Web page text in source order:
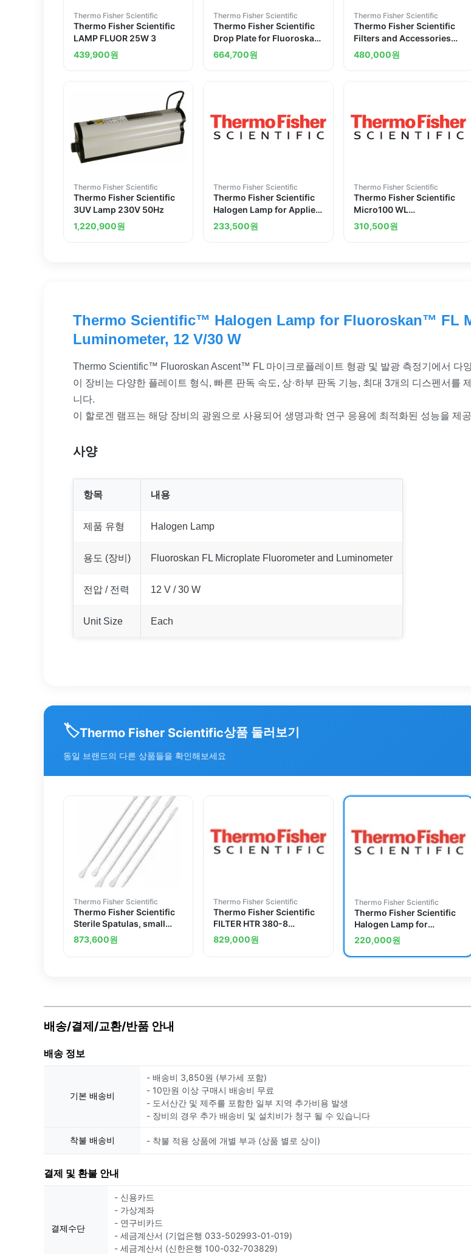
Thermo Fisher Scientific
Thermo Fisher Scientific
LAMP FLUOR 25W 3
439,900원
Thermo Fisher Scientific
Thermo Fisher Scientific
Drop Plate for Fluoroskan
FL Microplate
Fluorometer and
664,700원
Thermo Fisher Scientific
Thermo Fisher Scientific
Filters and Accessories
for Thermo Scientific
Fluoroskan Fluoroskan FL
480,000원
Thermo Fisher Scientific
Thermo Fisher Scientific
3UV Lamp 230V 50Hz
1,220,900원
Thermo Fisher Scientific
Thermo Fisher Scientific
Halogen Lamp for Applied
Biosystems Real-Time
PCR Systems
233,500원
Thermo Fisher Scientific
Thermo Fisher Scientific
Micro100 WL
Replacement Lamp
Module
310,500원
Thermo Scientific™ Halogen Lamp for Fluoroskan™ FL
Luminometer, 12 V/30 W
Thermo Scientific™ Fluoroskan Ascent™ FL 마이크로플레이트 형광 및 발광 측정기에서 다
이 장비는 다양한 플레이트 형식, 빠른 판독 속도, 상·하부 판독 기능, 최대 3개의 디스펜서를
니다.
이 할로겐 램프는 해당 장비의 광원으로 사용되어 생명과학 연구 응용에 최적화된 성능을 제
사양
항목 내용
제품 유형 Halogen Lamp
용도 (장비) Fluoroskan FL Microplate Fluorometer and Luminometer
전압 / 전력 12 V / 30 W
Unit Size Each
🏷️Thermo Fisher Scientific상품 둘러보기
동일 브랜드의 다른 상품들을 확인해보세요
Thermo Fisher Scientific
Thermo Fisher Scientific
Sterile Spatulas, small
spoon
873,600원
Thermo Fisher Scientific
Thermo Fisher Scientific
FILTER HTR 380-8
SPECIAL WL
829,000원
Thermo Fisher Scientific
Thermo Fisher Scientific
Halogen Lamp for
Fluoroskan FL Microplate
Fluorometer and
Luminometer, 12 V/30 W
220,000원
배송/결제/교환/반품 안내
배송 정보
기본 배송비
- 배송비 3,850원 (부가세 포함)
- 10만원 이상 구매시 배송비 무료
- 도서산간 및 제주를 포함한 일부 지역 추가비용 발생
- 장비의 경우 추가 배송비 및 설치비가 청구 될 수 있습니다
착불 배송비 - 착불 적용 상품에 개별 부과 (상품 별로 상이)
결제 및 환불 안내
결제수단
- 신용카드
- 가상계좌
- 연구비카드
- 세금계산서 (기업은행 033-502993-01-019)
- 세금계산서 (신한은행 100-032-703829)